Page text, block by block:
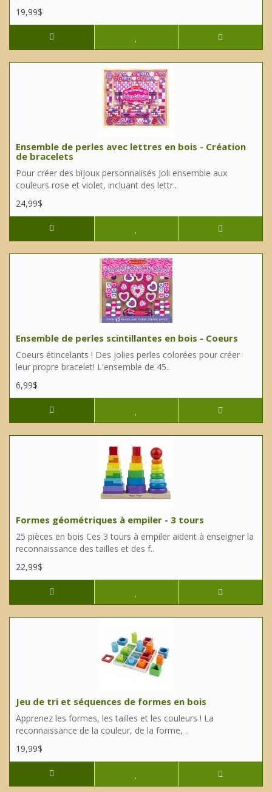
19,99$
Ensemble de perles avec lettres en bois - Création
de bracelets
Pour créer des bijoux personnalisés Joli ensemble aux
couleurs rose et violet, incluant des lettr..
24,99$
Ensemble de perles scintillantes en bois - Coeurs
Coeurs étincelants ! Des jolies perles colorées pour créer
leur propre bracelet! L'ensemble de 45..
6,99$
Formes géométriques à empiler - 3 tours
25 pièces en bois Ces 3 tours à empiler aident à enseigner la
reconnaissance des tailles et des f..
22,99$
Jeu de tri et séquences de formes en bois
Apprenez les formes, les tailles et les couleurs ! La
reconnaissance de la couleur, de la forme, ..
19,99$